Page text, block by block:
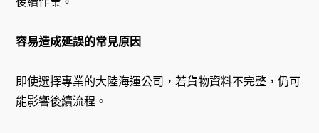
容易造成延誤的常見原因
即使選擇專業的大陸海運公司，若貨物資料不完整，仍可
能影響後續流程。